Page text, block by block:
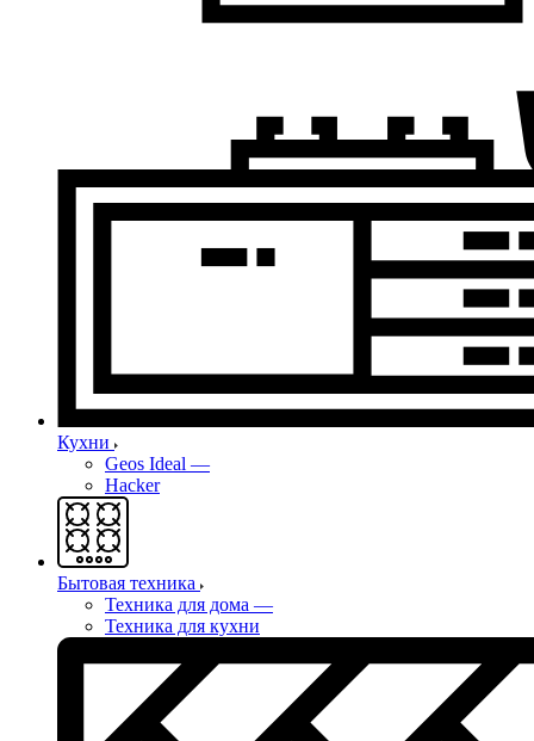
Кухни
Geos Ideal —
Hacker
Бытовая техника
Техника для дома —
Техника для кухни